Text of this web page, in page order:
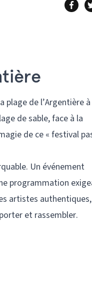
plage de l’Argentière à
de sable, face à la
de ce « festival
Un événement
programmation
artistes
et rassembler.